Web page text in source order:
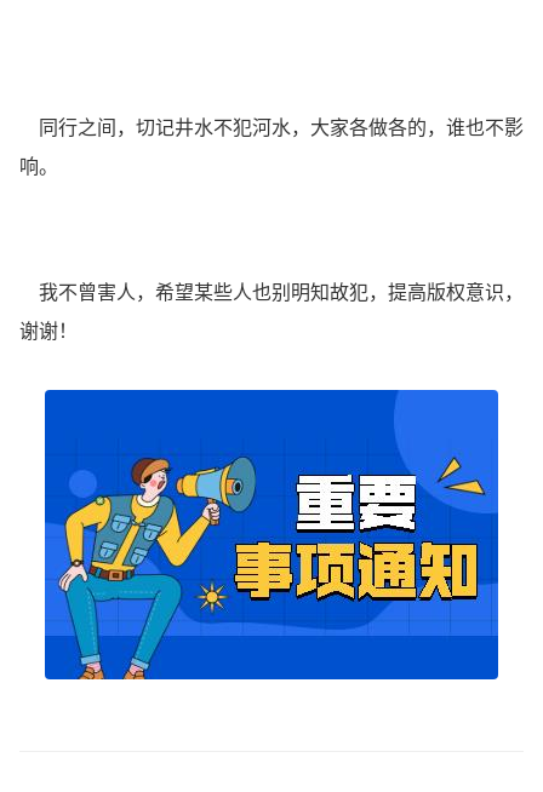
同行之间，切记井水不犯河水，大家各做各的，谁也不影
响。
我不曾害人，希望某些人也别明知故犯，提高版权意识，
谢谢！